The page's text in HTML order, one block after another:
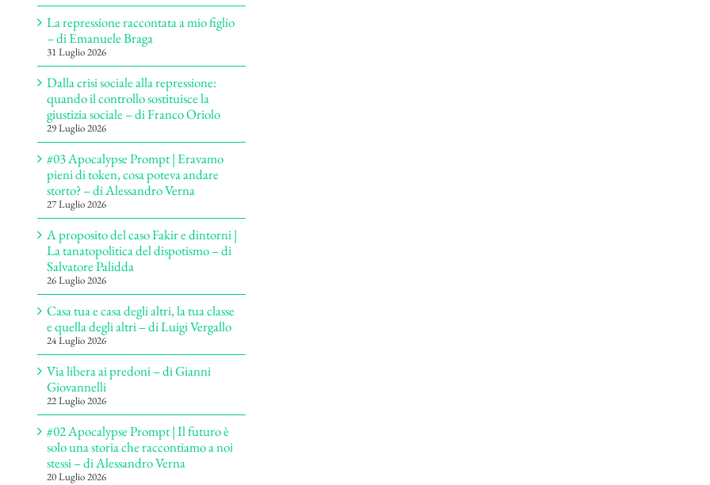
La repressione raccontata a mio figlio
– di Emanuele Braga
31 Luglio 2026
Dalla crisi sociale alla repressione:
quando il controllo sostituisce la
giustizia sociale – di Franco Oriolo
29 Luglio 2026
#03 Apocalypse Prompt | Eravamo
pieni di token, cosa poteva andare
storto? – di Alessandro Verna
27 Luglio 2026
A proposito del caso Fakir e dintorni |
La tanatopolitica del dispotismo – di
Salvatore Palidda
26 Luglio 2026
Casa tua e casa degli altri, la tua classe
e quella degli altri – di Luigi Vergallo
24 Luglio 2026
Via libera ai predoni – di Gianni
Giovannelli
22 Luglio 2026
#02 Apocalypse Prompt | Il futuro è
solo una storia che raccontiamo a noi
stessi – di Alessandro Verna
20 Luglio 2026